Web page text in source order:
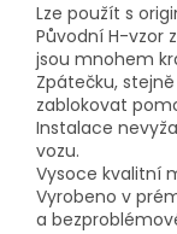
Lze použít s
Původní H-vzor
jsou mnohem
Zpátečku,
zablokovat
Instalace
vozu.
Vysoce kvalitní
Vyrobeno v
a